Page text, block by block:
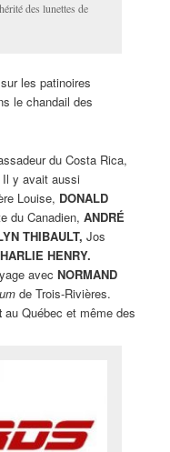
des lunettes de
les patinoires
le chandail des
du Costa Rica,
y avait aussi
Louise, DONALD
du Canadien, ANDRÉ
THIBAULT, Jos
HENRY.
avec NORMAND
de Trois-Rivières.
au Québec et même des